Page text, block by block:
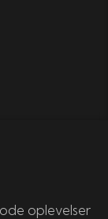
oplevelser